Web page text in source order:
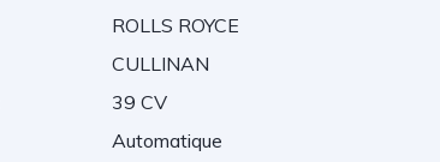
ROLLS ROYCE
CULLINAN
39 CV
Automatique